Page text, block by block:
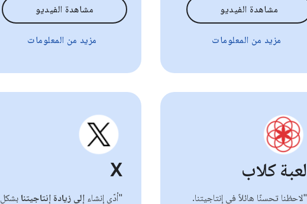
مشاهدة الفيديو
مزيد من المعلومات
مشاهدة الفيديو
مزيد من المعلومات
لعبة كلاب
"لاحظنا تحسنًا هائلاً في إنتاجيتنا.
X
"أدّى إنشاء إلى زيادة إنتاجيتنا بشكل